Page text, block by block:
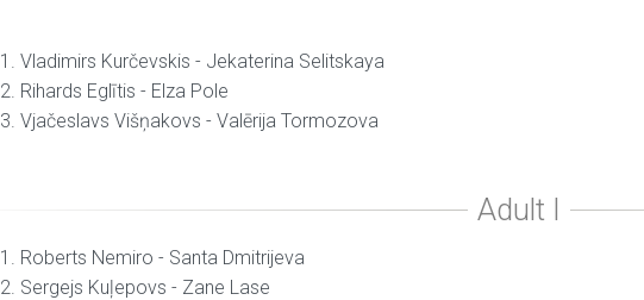
1. Vladimirs Kurčevskis - Jekaterina Selitskaya
2. Rihards Eglītis - Elza Pole
3. Vjačeslavs Višņakovs - Valērija Tormozova
1. Roberts Nemiro - Santa Dmitrijeva
2. Sergejs Kuļepovs - Zane Lase